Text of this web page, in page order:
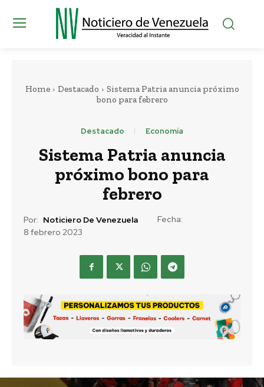
Home Destacado
Sistema Patria anuncia próximo
bono para febrero
Destacado Economía
Sistema Patria anuncia
próximo bono para
febrero
Por: Noticiero De Venezuela
Fecha:
8 febrero 2023